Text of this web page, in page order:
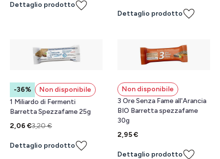
Dettaglio prodotto
Dettaglio prodotto
-36%
Non disponibile
1 Miliardo di Fermenti
Barretta Spezzafame 25g
2,06 €3,20 €
Dettaglio prodotto
Non disponibile
3 Ore Senza Fame all'Arancia
BIO Barretta spezzafame
30g
2,95 €
Dettaglio prodotto